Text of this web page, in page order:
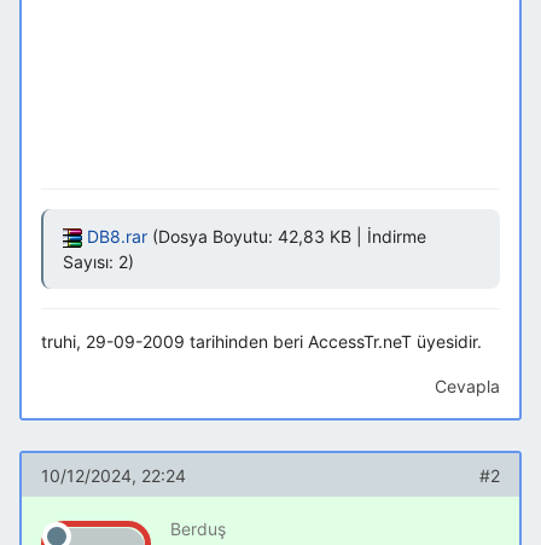
DB8.rar(Dosya Boyutu: 42,83 KB | İndirme
Sayısı: 2)
truhi, 29-09-2009 tarihinden beri AccessTr.neT üyesidir.
Cevapla
10/12/2024, 22:24 #2
Berduş